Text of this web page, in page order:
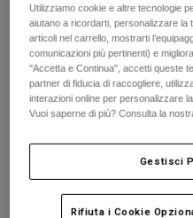
Protezioni
Maschere
Calze
Maschere
Calze
Borse e accessori
Parti di ricambio
Felpe
Giacche
Pantaloni & Pantaloncini
Camicie
Bambini
Caschi
Maglie​
Pantaloni
Stivali
Protezioni
Maschere
Guanti da donna
Price reduced from
€ 29.99to€ 19.49
Utilizziamo cookie e altre tecnologie
aiutano a ricordarti, personalizzare la
articoli nel carrello, mostrarti
comunicazioni più pertinenti) e
"Accetta e Continua", accetti queste
partner di fiducia di raccogliere,
interazioni online per personalizzare
Vuoi saperne di più? Consulta la
Gestisci
Rifiuta i Cookie